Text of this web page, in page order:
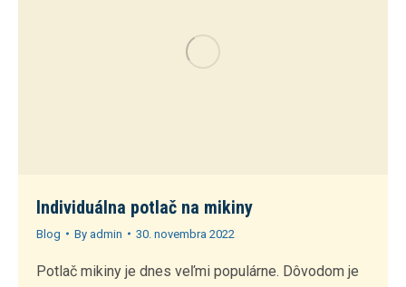
Individuálna potlač na mikiny
Blog By admin 30. novembra 2022
Potlač mikiny je dnes veľmi populárne. Dôvodom je